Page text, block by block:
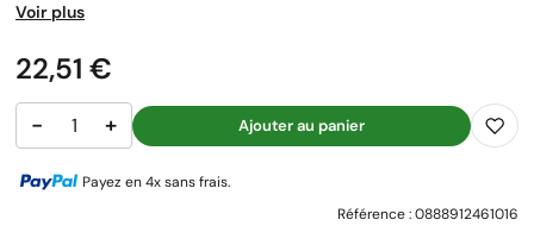
Voir plus
Prix
22,51 €
− + Ajouter au panier
Payez en 4x sans frais.
Référence :0888912461016